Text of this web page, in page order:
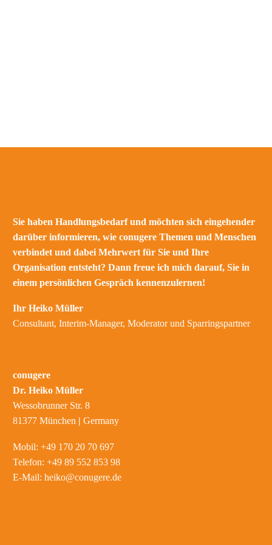
Sie haben Handlungsbedarf und möchten sich eingehender
darüber informieren, wie conugere Themen und Menschen
verbindet und dabei Mehrwert für Sie und Ihre
Organisation entsteht? Dann freue ich mich darauf, Sie in
einem persönlichen Gespräch kennenzulernen!
Ihr Heiko Müller
Consultant, Interim-Manager, Moderator und Sparringspartner
conugere
Dr. Heiko Müller
Wessobrunner Str. 8
81377 München | Germany
Mobil: +49 170 20 70 697
Telefon: +49 89 552 853 98
E-Mail: heiko@conugere.de